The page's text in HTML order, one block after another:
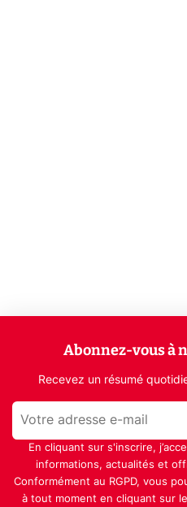
Abonnez-vous à
Recevez un résumé
En cliquant sur s'inscrire,
informations, actualités et
Conformément au RGPD, vous
à tout moment en cliquant sur